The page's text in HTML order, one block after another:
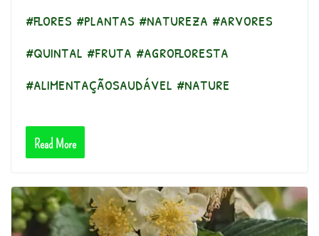
#flores #plantas #natureza #arvores
#quintal #fruta #agrofloresta
#alimentaçãosaudável #nature
Read More